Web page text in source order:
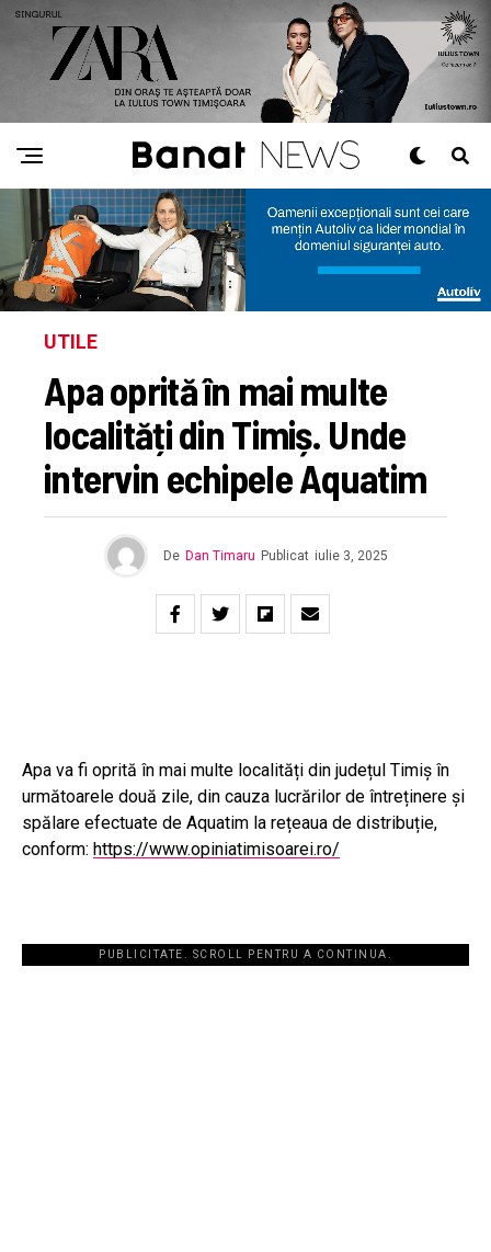
UTILE
Apa oprită în mai multe
localități din Timiș. Unde
intervin echipele Aquatim
De Dan Timaru Publicat iulie 3, 2025
Apa va fi oprită în mai multe localități din județul Timiș în
următoarele două zile, din cauza lucrărilor de întreținere și
spălare efectuate de Aquatim la rețeaua de distribuție,
conform: https://www.opiniatimisoarei.ro/
PUBLICITATE. SCROLL PENTRU A CONTINUA.